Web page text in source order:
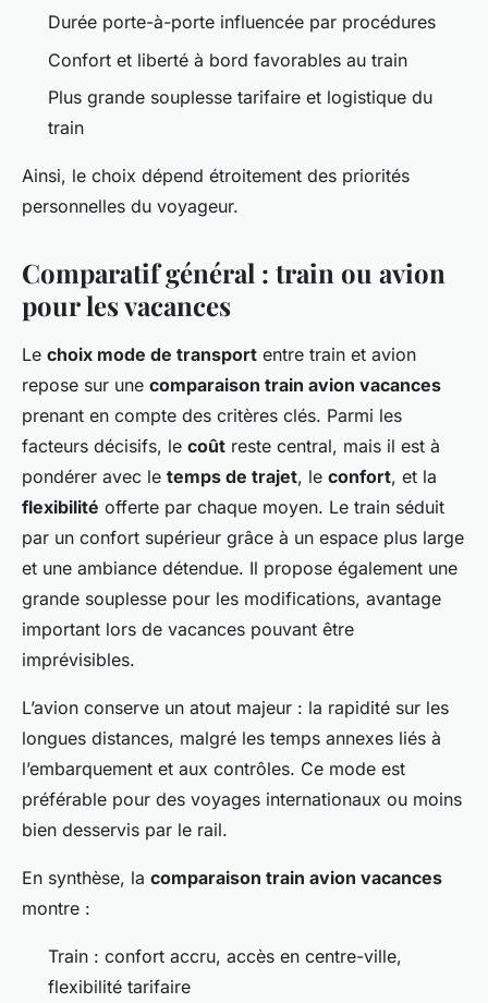
Durée porte-à-porte influencée par procédures
Confort et liberté à bord favorables au train
Plus grande souplesse tarifaire et logistique du
train
Ainsi, le choix dépend étroitement des priorités
personnelles du voyageur.
Comparatif général : train ou avion
pour les vacances
Le choix mode de transport entre train et avion
repose sur une comparaison train avion vacances
prenant en compte des critères clés. Parmi les
facteurs décisifs, le coût reste central, mais il est à
pondérer avec le temps de trajet, le confort, et la
flexibilité offerte par chaque moyen. Le train séduit
par un confort supérieur grâce à un espace plus large
et une ambiance détendue. Il propose également une
grande souplesse pour les modifications, avantage
important lors de vacances pouvant être
imprévisibles.
L’avion conserve un atout majeur : la rapidité sur les
longues distances, malgré les temps annexes liés à
l’embarquement et aux contrôles. Ce mode est
préférable pour des voyages internationaux ou moins
bien desservis par le rail.
En synthèse, la comparaison train avion vacances
montre :
Train : confort accru, accès en centre-ville,
flexibilité tarifaire